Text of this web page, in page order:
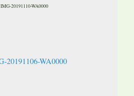
IMG-20191110-WA0000